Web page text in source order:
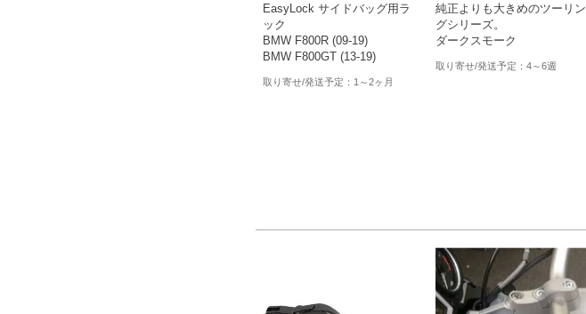
EasyLock サイドバッグ用ラ
ック
BMW F800R (09-19)
1～2ヶ月
純正よりも大きめのツーリン
グシリーズ。
ダークスモーク
4～6週